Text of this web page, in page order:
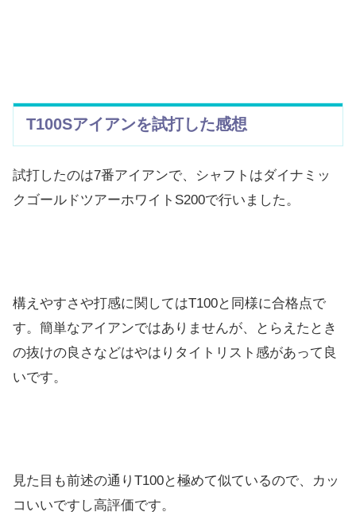
T100Sアイアンを試打した感想
試打したのは7番アイアンで、シャフトはダイナミッ
クゴールドツアーホワイトS200で行いました。
構えやすさや打感に関してはT100と同様に合格点で
す。簡単なアイアンではありませんが、とらえたとき
の抜けの良さなどはやはりタイトリスト感があって良
いです。
見た目も前述の通りT100と極めて似ているので、カッ
コいいですし高評価です。